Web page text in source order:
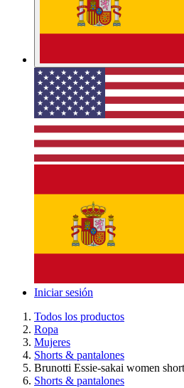
Iniciar sesión
Todos los productos
Ropa
Mujeres
Shorts & pantalones
Brunotti Essie-sakai women short
Shorts & pantalones